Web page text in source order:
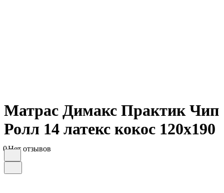
Матрас Димакс Практик Чип
Ролл 14 латекс кокос 120х190
0Нет отзывов